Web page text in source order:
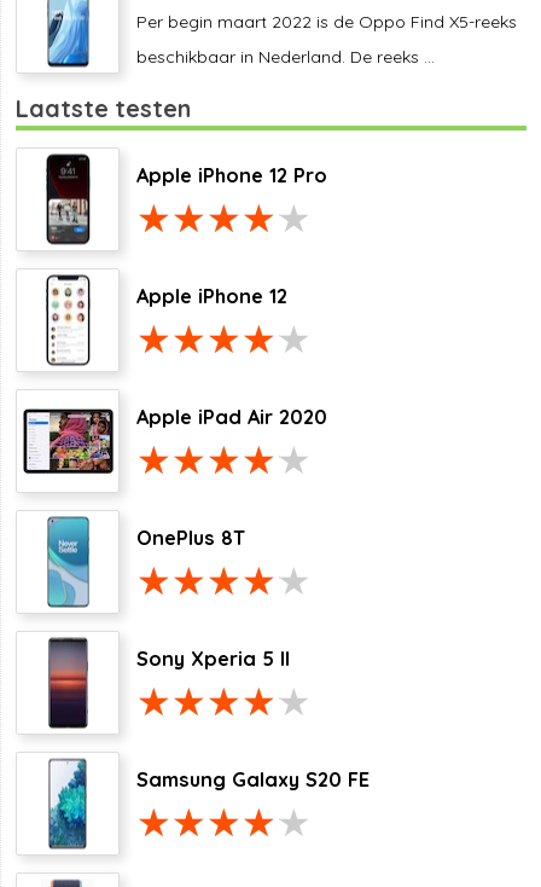
Per begin maart 2022 is de Oppo Find X5-reeks
beschikbaar in Nederland. De reeks ...
Laatste testen
Apple iPhone 12 Pro
Apple iPhone 12
Apple iPad Air 2020
OnePlus 8T
Sony Xperia 5 II
Samsung Galaxy S20 FE